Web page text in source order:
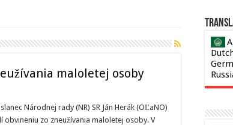
maloletej osoby
Národnej rady (NR) SR Ján Herák (OĽaNO)
obvineniu zo zneužívania maloletej osoby. V